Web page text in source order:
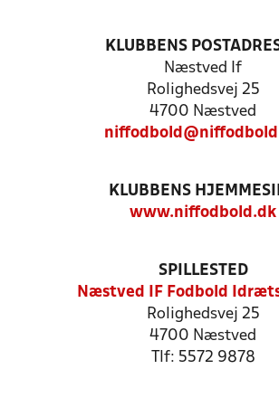
KLUBBENS
Næstved If
Rolighedsvej 25
4700 Næstved
KLUBBENS
www.niffodbold.dk
SPILLESTED
Næstved IF Fodbold
Rolighedsvej 25
4700 Næstved
Tlf: 5572 9878